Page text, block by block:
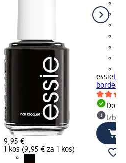
9,95 €
1 kos (9,95 € za 1 kos)
essie